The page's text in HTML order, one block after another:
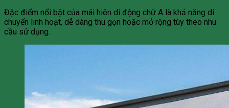
Đặc điểm nổi bật của mái hiên di động chữ A là khả năng di
chuyển linh hoạt, dễ dàng thu gọn hoặc mở rộng tùy theo nhu
cầu sử dụng.